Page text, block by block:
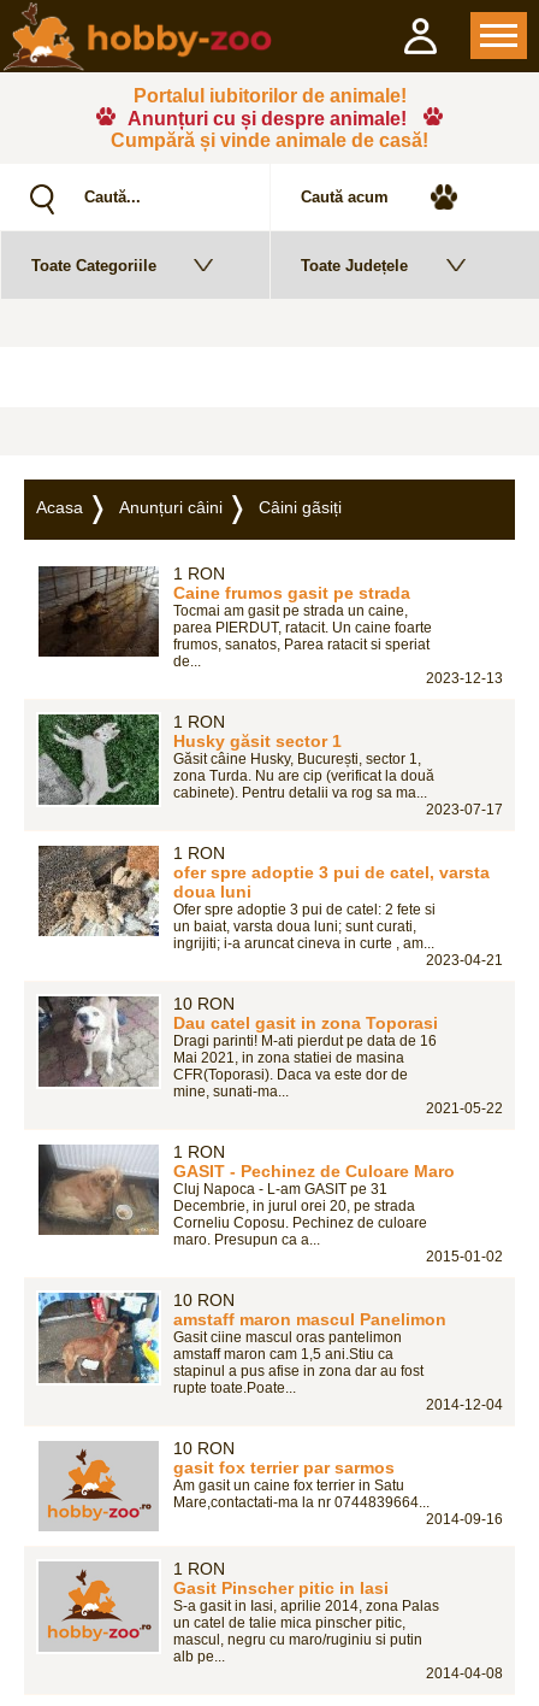
Portalul iubitorilor de animale!
Anunțuri cu și despre animale!
Cumpără și vinde animale de casă!
Acasa Anunțuri câini Câini gãsiți
1 RON
Caine frumos gasit pe strada
Tocmai am gasit pe strada un caine,
parea PIERDUT, ratacit. Un caine foarte
frumos, sanatos, Parea ratacit si speriat
de...
2023-12-13
1 RON
Husky găsit sector 1
Găsit câine Husky, București, sector 1,
zona Turda. Nu are cip (verificat la două
cabinete). Pentru detalii va rog sa ma...
2023-07-17
1 RON
ofer spre adoptie 3 pui de catel, varsta
doua luni
Ofer spre adoptie 3 pui de catel: 2 fete si
un baiat, varsta doua luni; sunt curati,
ingrijiti; i-a aruncat cineva in curte , am...
2023-04-21
10 RON
Dau catel gasit in zona Toporasi
Dragi parinti! M-ati pierdut pe data de 16
Mai 2021, in zona statiei de masina
CFR(Toporasi). Daca va este dor de
mine, sunati-ma...
2021-05-22
1 RON
GASIT - Pechinez de Culoare Maro
Cluj Napoca - L-am GASIT pe 31
Decembrie, in jurul orei 20, pe strada
Corneliu Coposu. Pechinez de culoare
maro. Presupun ca a...
2015-01-02
10 RON
amstaff maron mascul Panelimon
Gasit ciine mascul oras pantelimon
amstaff maron cam 1,5 ani.Stiu ca
stapinul a pus afise in zona dar au fost
rupte toate.Poate...
2014-12-04
10 RON
gasit fox terrier par sarmos
Am gasit un caine fox terrier in Satu
Mare,contactati-ma la nr 0744839664...
2014-09-16
1 RON
Gasit Pinscher pitic in Iasi
S-a gasit in Iasi, aprilie 2014, zona Palas
un catel de talie mica pinscher pitic,
mascul, negru cu maro/ruginiu si putin
alb pe...
2014-04-08